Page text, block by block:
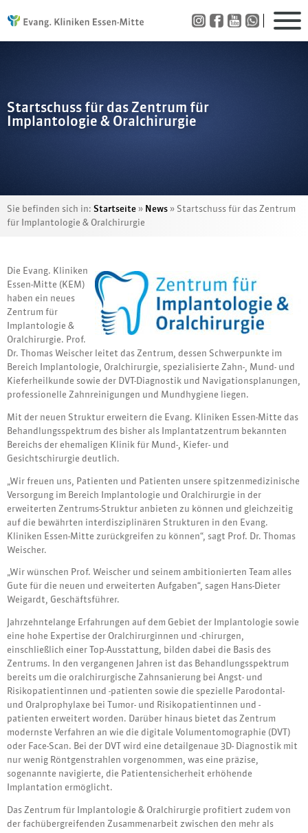
Startschuss für das Zentrum für
Implantologie & Oralchirurgie
Sie befinden sich in: Startseite » News » Startschuss für das Zentrum
für Implantologie & Oralchirurgie
Die Evang. Kliniken
Essen-Mitte (KEM)
haben ein neues
Zentrum für
Implantologie &
Oralchirurgie. Prof.
Dr. Thomas Weischer leitet das Zentrum, dessen Schwerpunkte im
Bereich Implantologie, Oralchirurgie, spezialisierte Zahn-, Mund- und
Kieferheilkunde sowie der DVT-Diagnostik und Navigationsplanungen,
professionelle Zahnreinigungen und Mundhygiene liegen.
Mit der neuen Struktur erweitern die Evang. Kliniken Essen-Mitte das
Behandlungsspektrum des bisher als Implantatzentrum bekannten
Bereichs der ehemaligen Klinik für Mund-, Kiefer- und
Gesichtschirurgie deutlich.
„Wir freuen uns, Patienten und Patienten unsere spitzenmedizinische
Versorgung im Bereich Implantologie und Oralchirurgie in der
erweiterten Zentrums-Struktur anbieten zu können und gleichzeitig
auf die bewährten interdisziplinären Strukturen in den Evang.
Kliniken Essen-Mitte zurückgreifen zu können“, sagt Prof. Dr. Thomas
Weischer.
„Wir wünschen Prof. Weischer und seinem ambitionierten Team alles
Gute für die neuen und erweiterten Aufgaben“, sagen Hans-Dieter
Weigardt, Geschäftsführer.
Jahrzehntelange Erfahrungen auf dem Gebiet der Implantologie sowie
eine hohe Expertise der Oralchirurginnen und -chirurgen,
einschließlich einer Top-Ausstattung, bilden dabei die Basis des
Zentrums. In den vergangenen Jahren ist das Behandlungsspektrum
bereits um die oralchirurgische Zahnsanierung bei Angst- und
Risikopatientinnen und -patienten sowie die spezielle Parodontal-
und Oralprophylaxe bei Tumor- und Risikopatientinnen und -
patienten erweitert worden. Darüber hinaus bietet das Zentrum
modernste Verfahren an wie die digitale Volumentomographie (DVT)
oder Face-Scan. Bei der DVT wird eine detailgenaue 3D- Diagnostik mit
nur wenig Röntgenstrahlen vorgenommen, was eine präzise,
sogenannte navigierte, die Patientensicherheit erhöhende
Implantation ermöglicht.
Das Zentrum für Implantologie & Oralchirurgie profitiert zudem von
der fachübergreifenden Zusammenarbeit zwischen den mehr als